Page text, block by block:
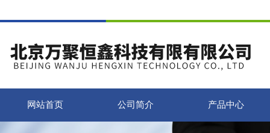
网站首页 公司简介 产品中心